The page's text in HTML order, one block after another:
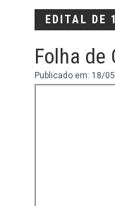
EDITAL DE
Folha de
Publicado em: 18/